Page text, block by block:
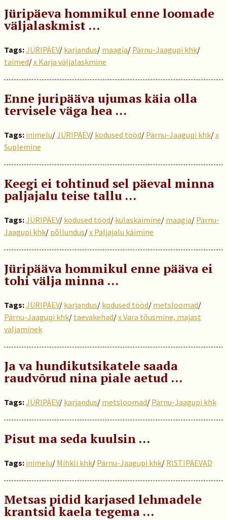
Jüripäeva hommikul enne loomade
väljalaskmist …
Tags:JÜRIPÄEV/ karjandus/ maagia/ Pärnu-Jaagupi khk/
taimed/x Karja väljalaskmine
Enne juripääva ujumas käia olla
tervisele väga hea …
Tags: inimelu/JÜRIPÄEV/ kodused tööd/ Pärnu-Jaagupi khk/x
Suplemine
Keegi ei tohtinud sel päeval minna
paljajalu teise tallu …
Tags:JÜRIPÄEV/ kodused tööd/ külaskäimine/ maagia/ Pärnu-
Jaagupi khk/ põllundus/x Paljajalu käimine
Jüripääva hommikul enne pääva ei
tohi välja minna …
Tags:JÜRIPÄEV/ karjandus/ kodused tööd/ metsloomad/
Pärnu-Jaagupi khk/ taevakehad/x Vara tõusmine, majast
väljaminek
Ja va hundikutsikatele saada
raudvõrud nina piale aetud …
Tags:JÜRIPÄEV/ karjandus/ metsloomad/ Pärnu-Jaagupi khk
Pisut ma seda kuulsin …
Tags: inimelu/ Mihkli khk/ Pärnu-Jaagupi khk/ RISTIPÄEVAD
Metsas pidid karjased lehmadele
krantsid kaela tegema …